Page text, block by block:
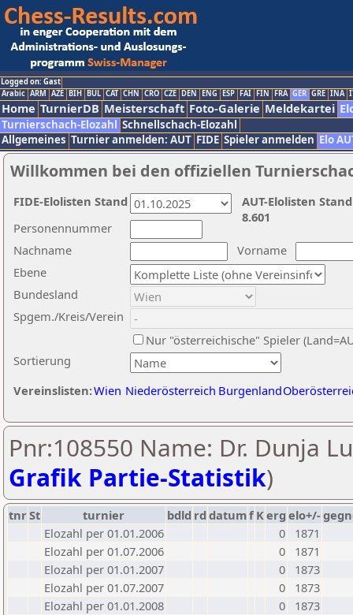
Logged on: Gast
Arabic ARM AZE BIH BUL CAT CHN CRO CZE DEN ENG ESP FAI FIN FRA GER GRE INA
Home TurnierDB Meisterschaft Foto-Galerie Meldekartei
Turnierschach-Elozahl Schnellschach-Elozahl
Allgemeines Turnier anmelden: AUT FIDE Spieler anmelden Elo
Willkommen bei den offiziellen
Nachname
Vorname
Ebene
Sortierung
Personennummer
Bundesland
Spgem./Kreis/Verein
Nur "österreichische" Spieler
Vereinslisten:Wien Niederösterreich Burgenland
AUT-Elolisten
8.601
FIDE-Elolisten Stand
Pnr:108550 Name: Dr. Dunja
Grafik Partie-Statistik)
tnrSt turnier bdld rd datumf Kerg elo+/-
Elozahl per 01.01.2006
0
1871
Elozahl per 01.07.2006
0
1871
Elozahl per 01.01.2007
0
1873
Elozahl per 01.07.2007
0
1873
Elozahl per 01.01.2008
0
1873